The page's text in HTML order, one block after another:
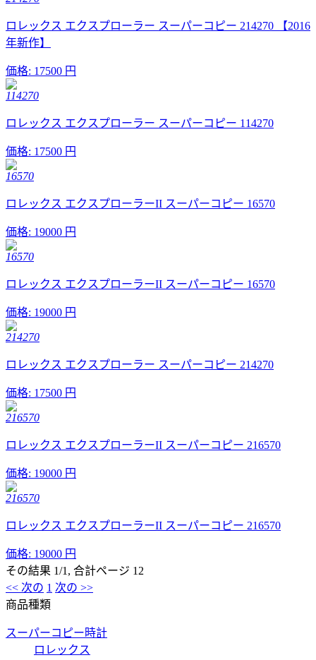
ロレックス エクスプローラー スーパーコピー 214270 【2016
年新作】
価格: 17500 円
114270
ロレックス エクスプローラー スーパーコピー 114270
価格: 17500 円
16570
ロレックス エクスプローラーII スーパーコピー 16570
価格: 19000 円
16570
ロレックス エクスプローラーII スーパーコピー 16570
価格: 19000 円
214270
ロレックス エクスプローラー スーパーコピー 214270
価格: 17500 円
216570
ロレックス エクスプローラーII スーパーコピー 216570
価格: 19000 円
216570
ロレックス エクスプローラーII スーパーコピー 216570
価格: 19000 円
その結果 1/1, 合計ページ 12
<< 次の 1 次の >>
商品種類
スーパーコピー時計
ロレックス